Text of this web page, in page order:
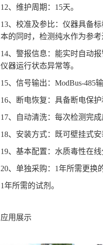
12、维护周期：15天。
13、校准及参比：仪器具备
本的同时，检测纯水作为参考
14、警报信息：能实时自动
仪器运行状态异常等。
15、信号输出：ModBus-485
16、断电恢复：具备断电保护
17、自动清洗：每次检测完
18、安装方式：既可壁挂式安
19、基本配置：水质毒性在
20、单独采购：1年所需更换
1年所需的试剂。
应用展示